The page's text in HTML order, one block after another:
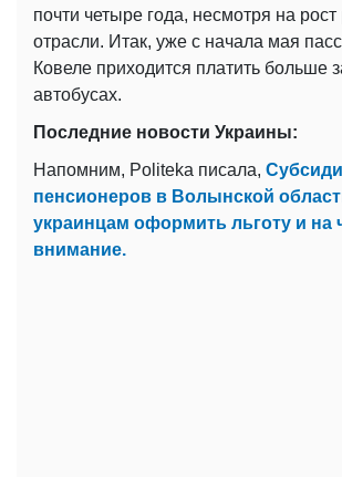
почти четыре года, несмотря на
отрасли. Итак, уже с начала мая
Ковеле приходится платить больше
автобусах.
Последние новости Украины:
Напомним, Politeka писала,
пенсионеров в Волынской
украинцам оформить льготу и на
внимание.